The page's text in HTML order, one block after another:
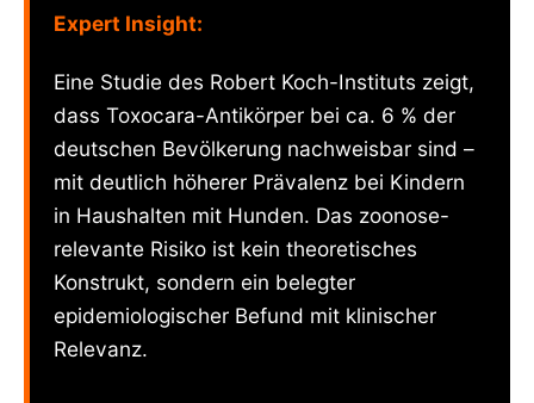
Expert Insight:
Eine Studie des Robert Koch-Instituts zeigt,
dass Toxocara-Antikörper bei ca. 6 % der
deutschen Bevölkerung nachweisbar sind –
mit deutlich höherer Prävalenz bei Kindern
in Haushalten mit Hunden. Das zoonose-
relevante Risiko ist kein theoretisches
Konstrukt, sondern ein belegter
epidemiologischer Befund mit klinischer
Relevanz.